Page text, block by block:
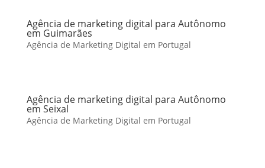
Agência de marketing digital para Autônomo
em Guimarães
Agência de Marketing Digital em Portugal
Agência de marketing digital para Autônomo
em Seixal
Agência de Marketing Digital em Portugal